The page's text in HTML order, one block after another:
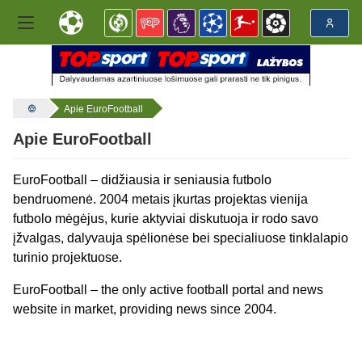
Apie EuroFootball
Apie EuroFootball
EuroFootball – didžiausia ir seniausia futbolo
bendruomenė. 2004 metais įkurtas projektas vienija
futbolo mėgėjus, kurie aktyviai diskutuoja ir rodo savo
įžvalgas, dalyvauja spėlionėse bei specialiuose tinklalapio
turinio projektuose.
EuroFootball – the only active football portal and news
website in market, providing news since 2004.